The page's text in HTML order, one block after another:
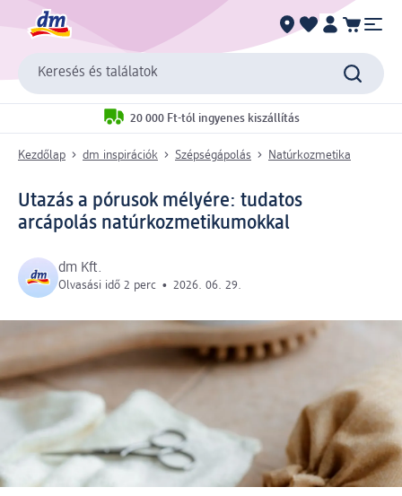
Keresés és találatok
20 000 Ft-tól ingyenes kiszállítás
Kezdőlap dm inspirációk Szépségápolás Natúrkozmetika
Utazás a pórusok mélyére: tudatos
arcápolás natúrkozmetikumokkal
dm Kft.
Olvasási idő 2 perc • 2026. 06. 29.